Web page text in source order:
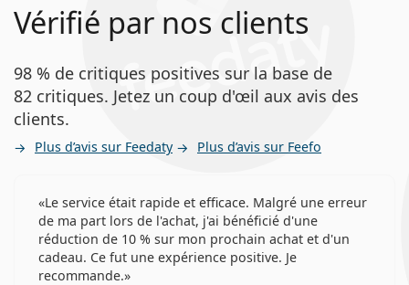
Vérifié par nos clients
98 % de critiques positives sur la base de
82 critiques. Jetez un coup d'œil aux avis des
clients.
Plus d’avis sur Feedaty Plus d’avis sur Feefo
Le service était rapide et efficace. Malgré une erreur
de ma part lors de l'achat, j'ai bénéficié d'une
réduction de 10 % sur mon prochain achat et d'un
cadeau. Ce fut une expérience positive. Je
recommande.